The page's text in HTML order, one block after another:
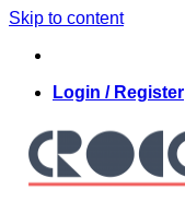
Skip to content
Login / Register